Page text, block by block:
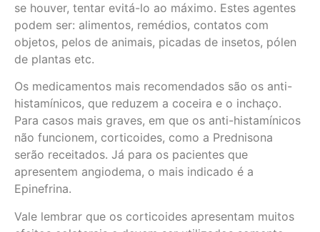
se houver, tentar evitá-lo ao máximo. Estes agentes
podem ser: alimentos, remédios, contatos com
objetos, pelos de animais, picadas de insetos, pólen
de plantas etc.
Os medicamentos mais recomendados são os anti-
histamínicos, que reduzem a coceira e o inchaço.
Para casos mais graves, em que os anti-histamínicos
não funcionem, corticoides, como a Prednisona
serão receitados. Já para os pacientes que
apresentem angiodema, o mais indicado é a
Epinefrina.
Vale lembrar que os corticoides apresentam muitos